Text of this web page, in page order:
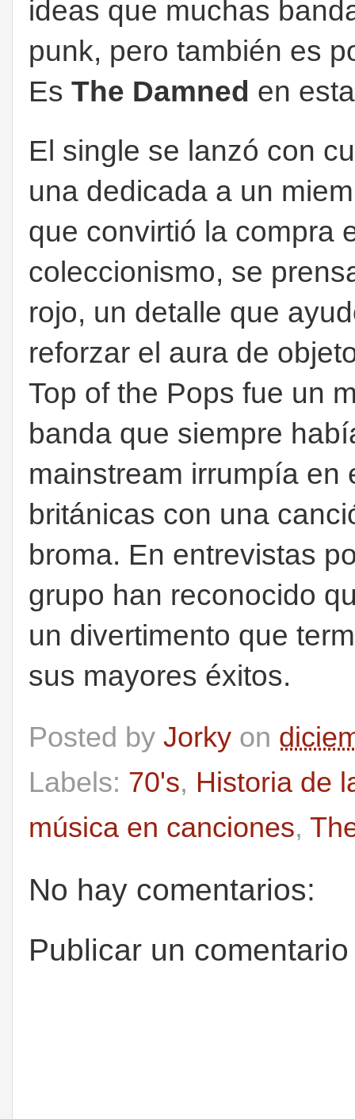
ideas que muchas
punk, pero también es
Es The Damned en
El single se lanzó con
una dedicada a un
que convirtió la compra
coleccionismo, se
rojo, un detalle que
reforzar el aura de
Top of the Pops fue un
banda que siempre
mainstream irrumpía en
británicas con una
broma. En entrevistas
grupo han reconocido
un divertimento que
sus mayores éxitos.
Posted by Jorky on
Labels: 70's, Historia de
música en canciones,
No hay comentarios:
Publicar un comentario